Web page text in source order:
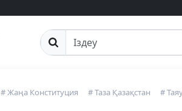
Сайттан іздеу
# Жаңа Конституция # Таза Қазақстан #